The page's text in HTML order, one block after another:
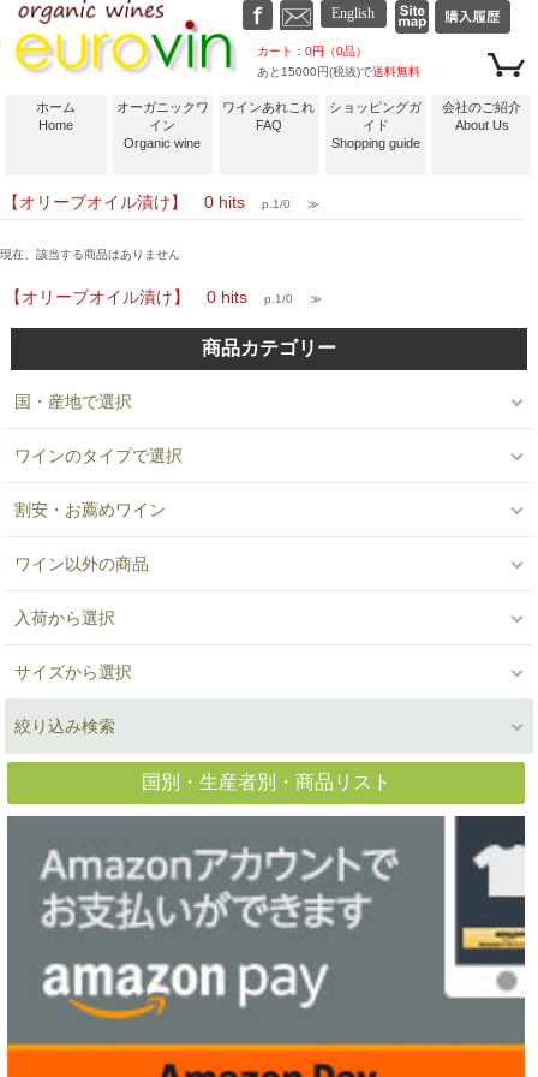
カート：0円（0品）
あと15000円(税抜)で送料無料
ホーム
Home
オーガニックワ
イン
Organic wine
ワインあれこれ
FAQ
ショッピングガ
イド
Shopping guide
会社のご紹介
About Us
【オリーブオイル漬け】 0 hitsp.1/0 ≫
現在、該当する商品はありません
【オリーブオイル漬け】 0 hitsp.1/0 ≫
商品カテゴリー
国・産地で選択
ワインのタイプで選択
割安・お薦めワイン
ワイン以外の商品
入荷から選択
サイズから選択
絞り込み検索
国別・生産者別・商品リスト